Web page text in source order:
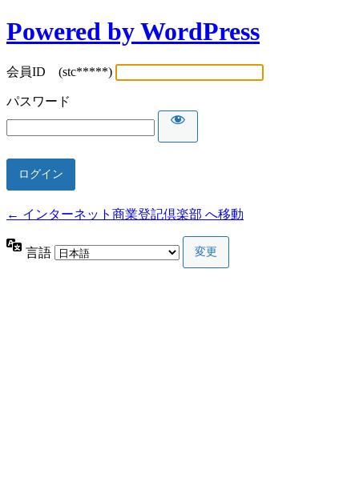
Powered by WordPress
会員ID (stc*****)
パスワード
← インターネット商業登記倶楽部 へ移動
言語